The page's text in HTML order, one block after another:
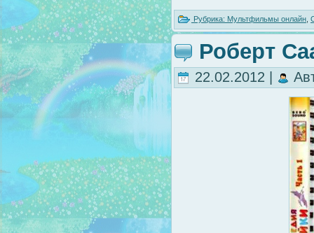
Рубрика: Мультфильмы онлайн
Роберт
22.02.2012 |